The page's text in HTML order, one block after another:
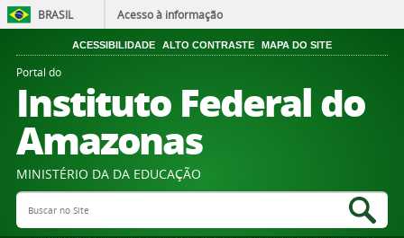
BRASIL Acesso à informação
ACESSIBILIDADE ALTO CONTRASTE MAPA DO SITE
Portal do
Instituto Federal do
Amazonas
MINISTÉRIO DA DA EDUCAÇÃO
Search Site